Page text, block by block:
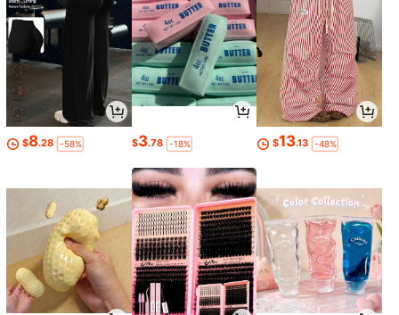
$8.28 -58% $3.78 -18% $13.13 -48%